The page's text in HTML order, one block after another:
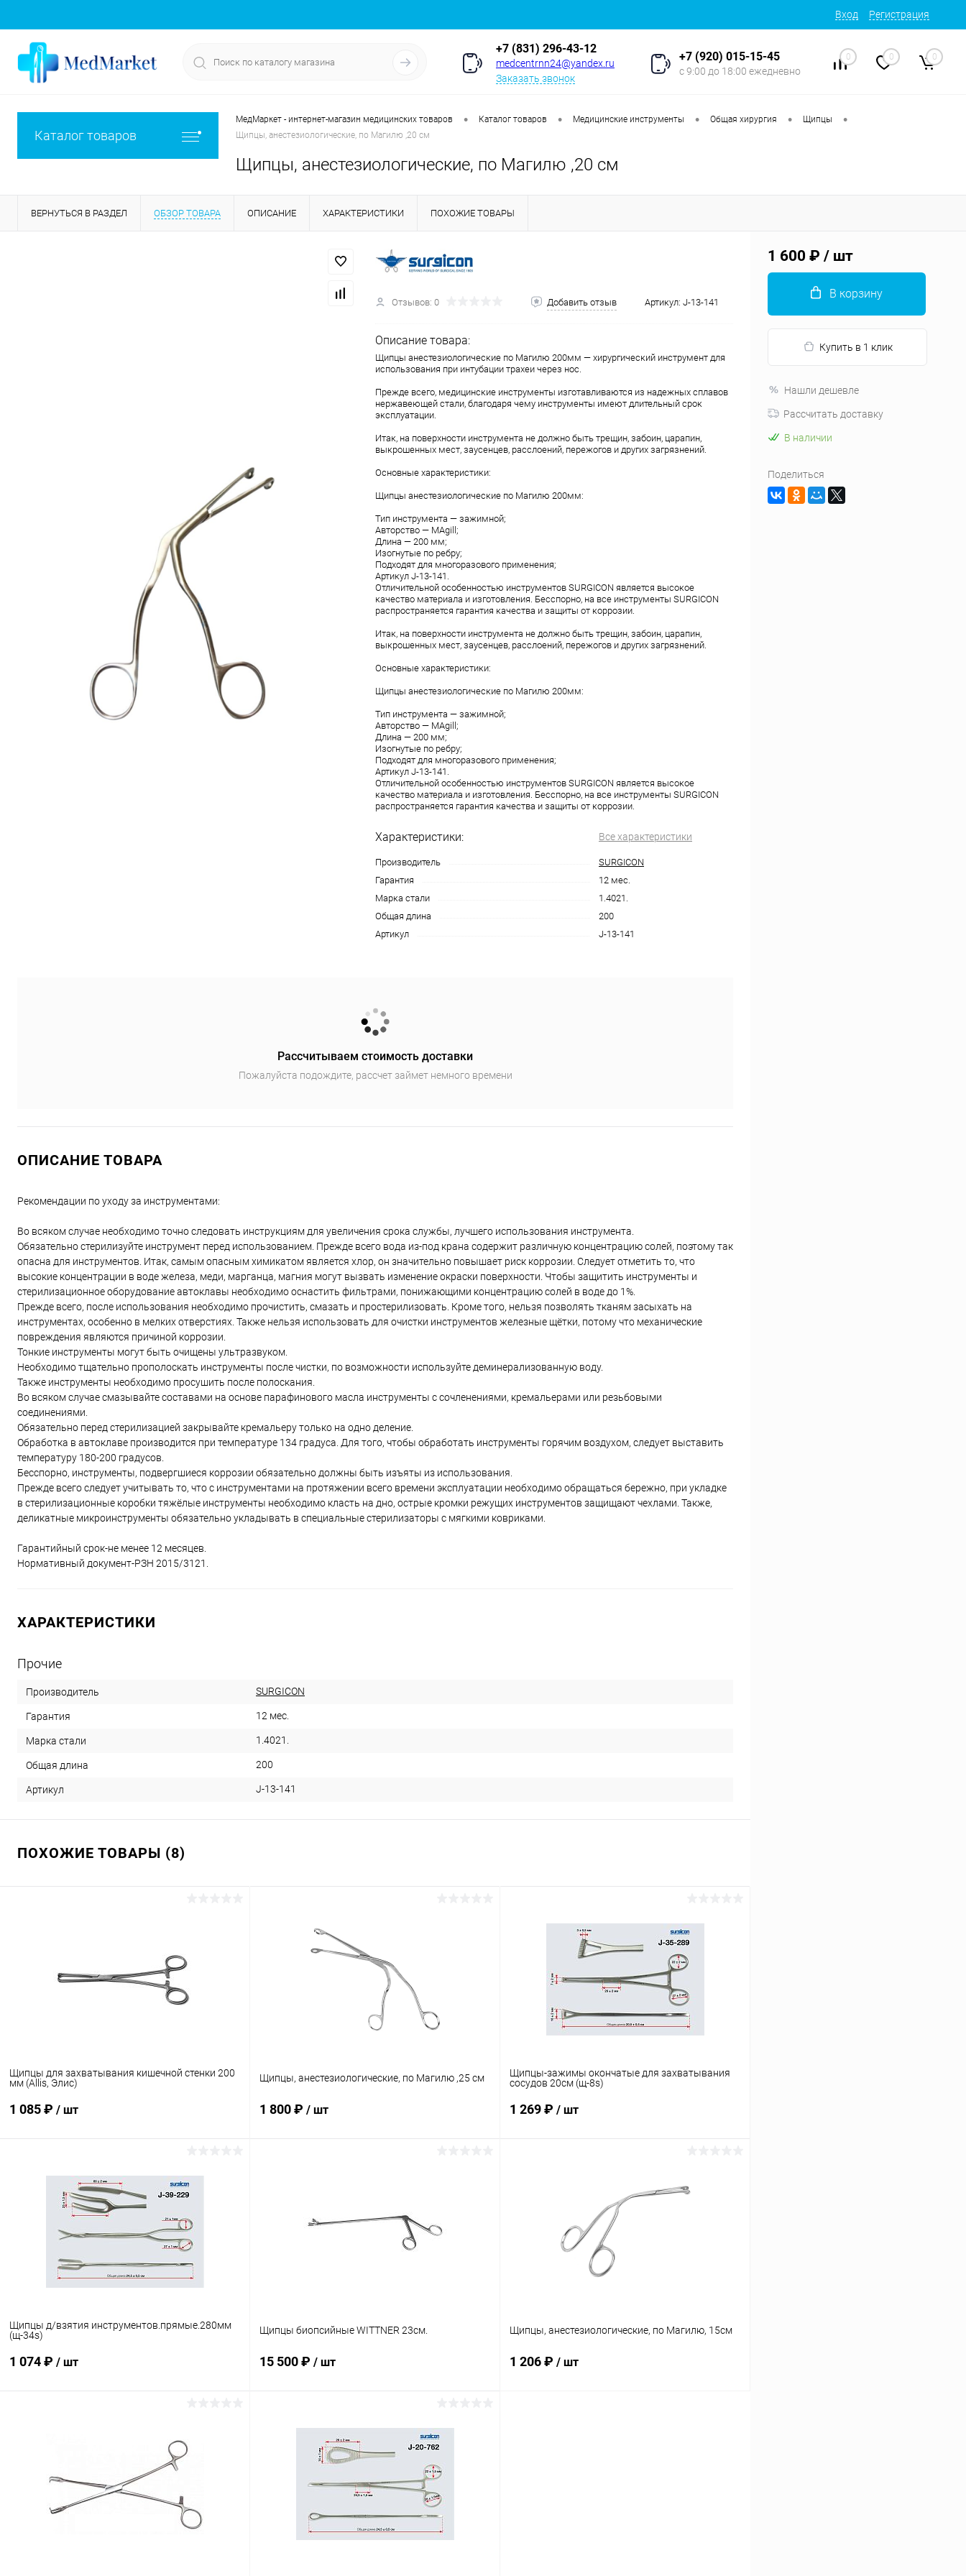
Вход Регистрация
+7 (831) 296-43-12
medcentrnn24@yandex.ru
Заказать звонок
+7 (920) 015-15-45
с 9:00 до 18:00 ежедневно
0 0 0
Каталог товаров
МедМаркет - интернет-магазин медицинских товаров • Каталог товаров • Медицинские инструменты • Общая хирургия • Щипцы •
Щипцы, анестезиологические, по Магилю ,20 см
Щипцы, анестезиологические, по Магилю ,20 см
ВЕРНУТЬСЯ В РАЗДЕЛ ОБЗОР ТОВАРА ОПИСАНИЕ ХАРАКТЕРИСТИКИ ПОХОЖИЕ ТОВАРЫ
Отзывов: 0 Добавить отзыв Артикул: J-13-141
Описание товара:
Щипцы анестезиологические по Магилю 200мм — хирургический инструмент для
использования при интубации трахеи через нос.
Прежде всего, медицинские инструменты изготавливаются из надежных сплавов
нержавеющей стали, благодаря чему инструменты имеют длительный срок
эксплуатации.
Итак, на поверхности инструмента не должно быть трещин, забоин, царапин,
выкрошенных мест, заусенцев, расслоений, пережогов и других загрязнений.
Основные характеристики:
Щипцы анестезиологические по Магилю 200мм:
Тип инструмента — зажимной;
Aвторство — MAgill;
Длина — 200 мм;
Изогнутые по ребру;
Подходят для многоразового применения;
Aртикул J-13-141.
Отличительной особенностью инструментов SURGICON является высокое
качество материала и изготовления. Бесспорно, на все инструменты SURGICON
распространяется гарантия качества и защиты от коррозии.
Итак, на поверхности инструмента не должно быть трещин, забоин, царапин,
выкрошенных мест, заусенцев, расслоений, пережогов и других загрязнений.
Основные характеристики:
Щипцы анестезиологические по Магилю 200мм:
Тип инструмента — зажимной;
Aвторство — MAgill;
Длина — 200 мм;
Изогнутые по ребру;
Подходят для многоразового применения;
Aртикул J-13-141.
Отличительной особенностью инструментов SURGICON является высокое
качество материала и изготовления. Бесспорно, на все инструменты SURGICON
распространяется гарантия качества и защиты от коррозии.
Характеристики: Все характеристики
Производитель
SURGICON
Гарантия
12 мес.
Марка стали
1.4021.
Общая длина
200
Артикул
J-13-141
Рассчитываем стоимость доставки
Пожалуйста подождите, рассчет займет немного времени
ОПИСАНИЕ ТОВАРА
Рекомендации по уходу за инструментами:
Во всяком случае необходимо точно следовать инструкциям для увеличения срока службы, лучшего использования инструмента.
Обязательно стерилизуйте инструмент перед использованием. Прежде всего вода из-под крана содержит различную концентрацию солей, поэтому так
опасна для инструментов. Итак, самым опасным химикатом является хлор, он значительно повышает риск коррозии. Cледует отметить то, что
высокие концентрации в воде железа, меди, марганца, магния могут вызвать изменение окраски поверхности. Чтобы защитить инструменты и
стерилизационное оборудование автоклавы необходимо оснастить фильтрами, понижающими концентрацию солей в воде до 1%.
Прежде всего, после использования необходимо прочистить, смазать и простерилизовать. Кроме того, нельзя позволять тканям засыхать на
инструментах, особенно в мелких отверстиях. Также нельзя использовать для очистки инструментов железные щётки, потому что механические
повреждения являются причиной коррозии.
Тонкие инструменты могут быть очищены ультразвуком.
Необходимо тщательно прополоскать инструменты после чистки, по возможности используйте деминерализованную воду.
Также инструменты необходимо просушить после полоскания.
Во всяком случае смазывайте составами на основе парафинового масла инструменты с сочленениями, кремальерами или резьбовыми
соединениями.
Обязательно перед стерилизацией закрывайте кремальеру только на одно деление.
Обработка в автоклаве производится при температуре 134 градуса. Для того, чтобы обработать инструменты горячим воздухом, следует выставить
температуру 180-200 градусов.
Бесспорно, инструменты, подвергшиеся коррозии обязательно должны быть изъяты из использования.
Прежде всего следует учитывать то, что с инструментами на протяжении всего времени эксплуатации необходимо обращаться бережно, при укладке
в стерилизационные коробки тяжёлые инструменты необходимо класть на дно, острые кромки режущих инструментов защищают чехлами. Также,
деликатные микроинструменты обязательно укладывать в специальные стерилизаторы с мягкими ковриками.
Гарантийный срок-не менее 12 месяцев.
Нормативный документ-РЗН 2015/3121.
ХАРАКТЕРИСТИКИ
Прочие
Производитель SURGICON
Гарантия 12 мес.
Марка стали 1.4021.
Общая длина 200
Артикул J-13-141
ПОХОЖИЕ ТОВАРЫ (8)
Щипцы для захватывания кишечной стенки 200
мм (Allis, Элис)
1 085 ₽ / шт
Купить в 1 клик
В избранное В наличии
Щипцы, анестезиологические, по Магилю ,25 см
1 800 ₽ / шт
В наличии
Щипцы-зажимы окончатые для захватывания
сосудов 20см (щ-8s)
1 269 ₽ / шт
В избранное
Щипцы д/взятия инструментов.прямые.280мм
(щ-34s)
1 074 ₽ / шт
Сравнение
В избранное
Щипцы биопсийные WITTNER 23см.
15 500 ₽ / шт
Купить в 1 клик
В избранное В наличии
Щипцы, анестезиологические, по Магилю, 15см
1 206 ₽ / шт
1 600 ₽ / шт
В корзину
Купить в 1 клик
Нашли дешевле
Рассчитать доставку
В наличии
Поделиться